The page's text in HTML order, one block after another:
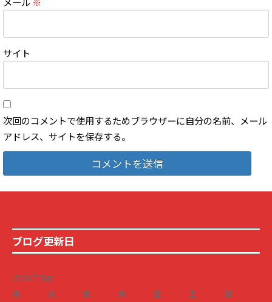
サイト
次回のコメントで使用するためブラウザーに自分の名前、メール
アドレス、サイトを保存する。
ブログ更新日
2026年8月
月
火 水 木 金 土
日